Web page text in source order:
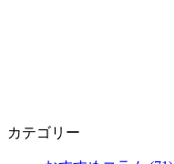
カテゴリー